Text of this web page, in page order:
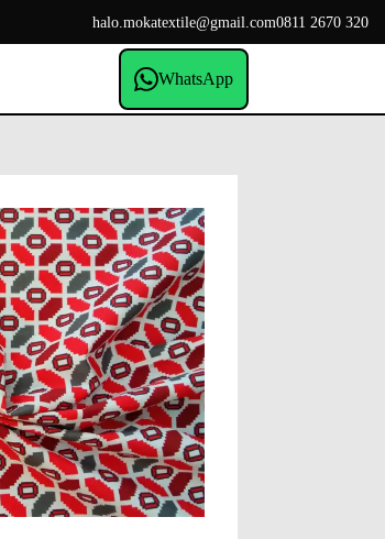
halo.mokatextile@gmail.com0811 2670 320
WhatsApp